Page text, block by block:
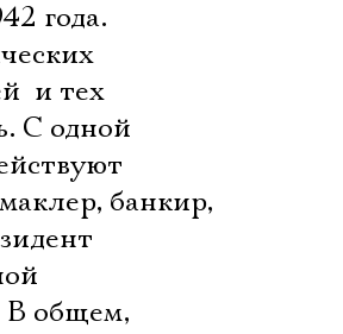
года.
 и тех
С одной
банкир,
В общем,